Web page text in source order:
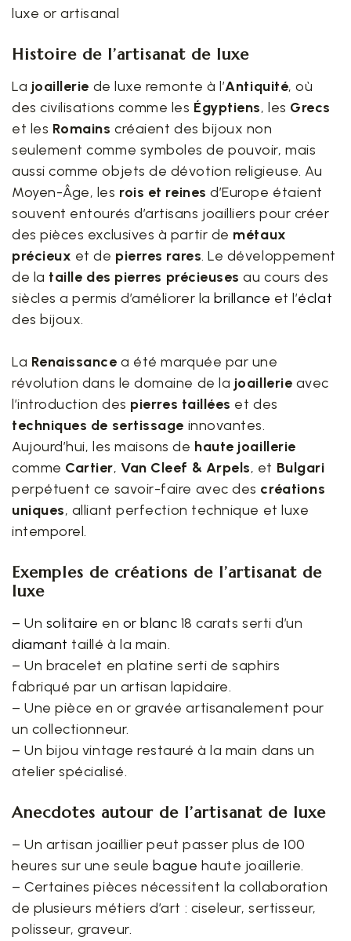
luxe or artisanal
Histoire de l’artisanat de luxe
La joaillerie de luxe remonte à l’Antiquité, où
des civilisations comme les Égyptiens, les Grecs
et les Romainscréaient des bijoux non
seulement comme symboles de pouvoir, mais
aussi comme objets de dévotion religieuse. Au
Moyen-Âge, les rois et reinesd’Europe étaient
souvent entourés d’artisans joailliers pour créer
des pièces exclusives à partir de métaux
précieux et de pierres rares. Le développement
de la taille des pierres précieusesau cours des
siècles a permis d’améliorer labrillance et l’éclat
des bijoux.
La Renaissancea été marquée par une
révolution dans le domaine de la joaillerie avec
l’introduction des pierres taillées et des
techniques de sertissage innovantes.
Aujourd’hui, les maisons de haute joaillerie
comme Cartier, Van Cleef & Arpels, et Bulgari
perpétuent ce savoir-faire avec des créations
uniques, alliant perfection technique et luxe
intemporel.
Exemples de créations de l’artisanat de
luxe
– Un solitaire en or blanc 18 carats serti d’un
diamant taillé à la main.
– Un bracelet en platine serti de saphirs
fabriqué par un artisan lapidaire.
– Une pièce en or gravée artisanalement pour
un collectionneur.
– Un bijou vintage restauré à la main dans un
atelier spécialisé.
Anecdotes autour de l’artisanat de luxe
– Un artisan joaillier peut passer plus de 100
heures sur une seulebague haute joaillerie.
– Certaines pièces nécessitent la collaboration
de plusieurs métiers d’art : ciseleur, sertisseur,
polisseur, graveur.